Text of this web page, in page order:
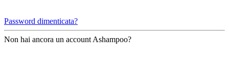
Password dimenticata?
Non hai ancora un account Ashampoo?